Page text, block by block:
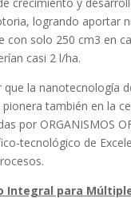
logrando aportar
con solo 250 cm3 en
casi 2 l/ha.
que la nanotecnología
pionera también en la
por ORGANISMOS
tecnológico de
Integral para